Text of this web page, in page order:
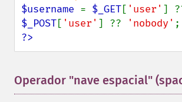
$username = $_GET[ 'user'
$_POST[ 'user' ] ?? 'nobody'
?>
Operador "nave espacial"